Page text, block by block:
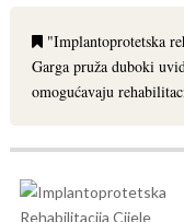
"Implantoprotetska
Garga pruža duboki
omogućavaju